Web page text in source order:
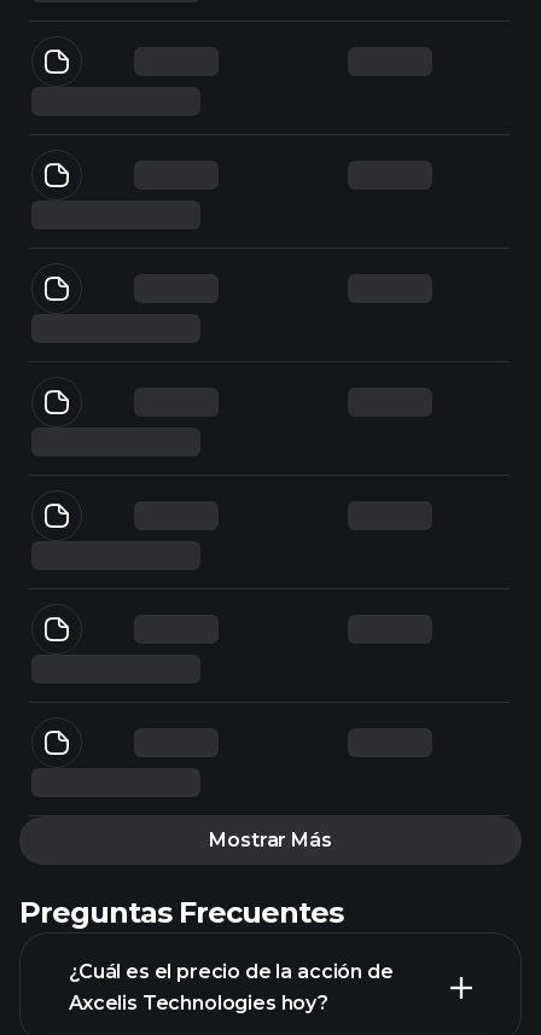
Mostrar Más
Preguntas Frecuentes
¿Cuál es el precio de la acción de
Axcelis Technologies hoy?